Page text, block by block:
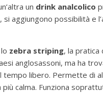
un drink analcolico
aggiungono possibilità e
zebra striping, la pratica
anglosassoni, ma ha
tempo libero. Permette di
calma. Funziona